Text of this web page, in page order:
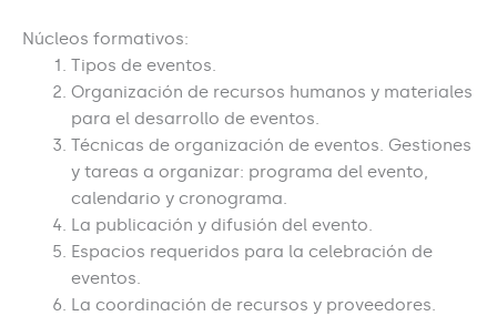
Núcleos formativos:
Tipos de eventos.
Organización de recursos humanos y materiales
para el desarrollo de eventos.
Técnicas de organización de eventos. Gestiones
y tareas a organizar: programa del evento,
calendario y cronograma.
La publicación y difusión del evento.
Espacios requeridos para la celebración de
eventos.
La coordinación de recursos y proveedores.